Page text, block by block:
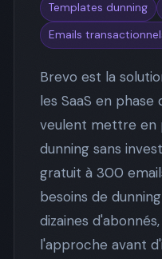
Templates dunning
Emails
Brevo est la
les SaaS en
veulent mettre en
dunning sans
gratuit à 300
besoins de
dizaines
l'approche avant